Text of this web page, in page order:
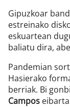
Gipuzkoar
estreinako
eskuartean
baliatu dira,
Pandemian
Hasierako
berriak. Bi
Campos